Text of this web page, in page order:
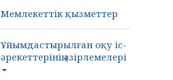
Мемлекеттік қызметтер
Ұйымдастырылған оқу іс-
әрекеттерінің әзірлемелері